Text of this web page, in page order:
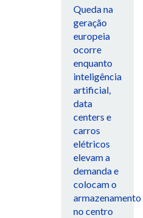
Queda na
geração
europeia
ocorre
enquanto
inteligência
artificial,
data
centers e
carros
elétricos
elevam a
demanda e
colocam o
armazenamento
no centro